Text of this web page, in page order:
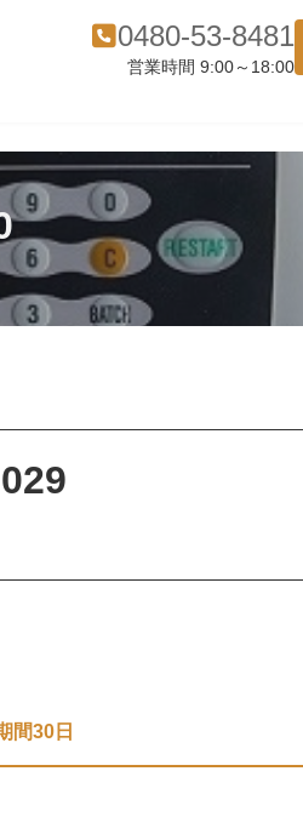
0480-53-8481
営業時間 9:00～18:00
30日